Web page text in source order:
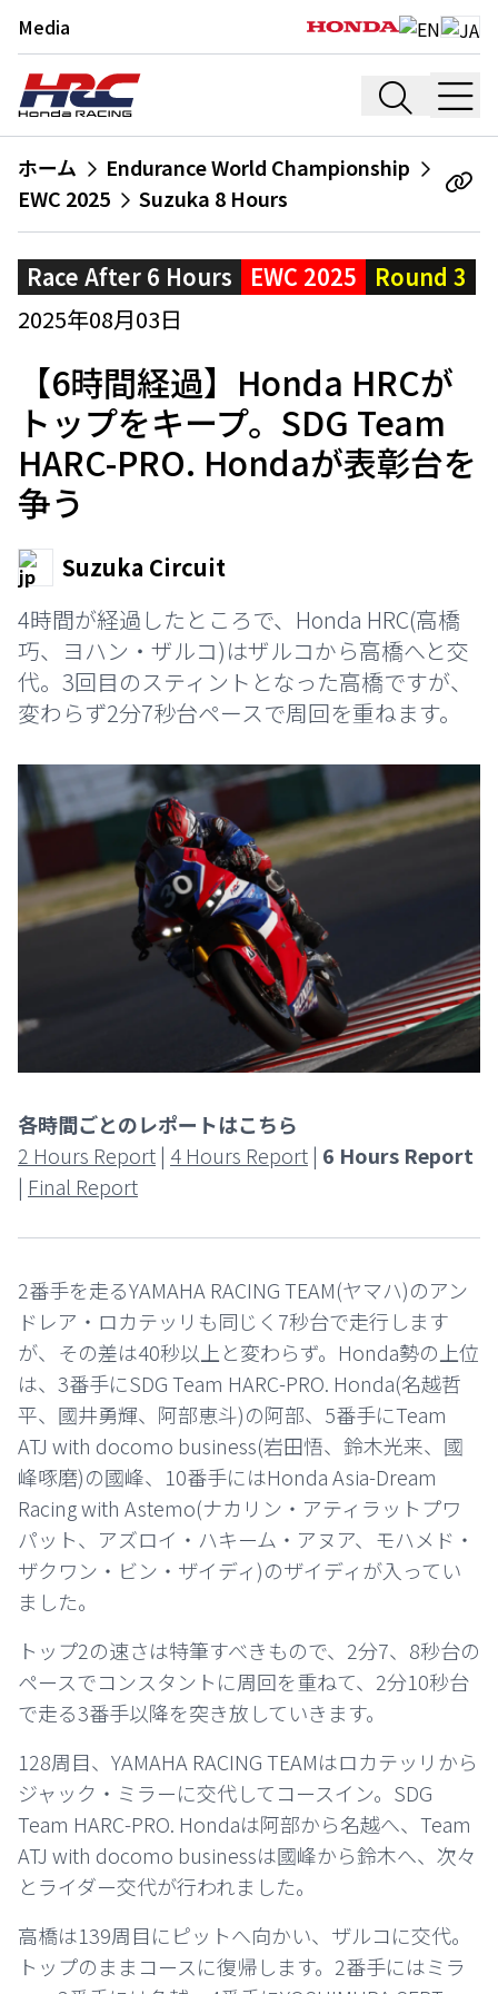
Media
ホーム
Endurance World Championship
EWC 2025
Suzuka 8 Hours
Race After 6 Hours EWC 2025
Round 3
2025年08月03日
【6時間経過】Honda HRCが
トップをキープ。SDG Team
HARC-PRO. Hondaが表彰台を
争う
Suzuka Circuit
4時間が経過したところで、Honda HRC(高橋
巧、ヨハン・ザルコ)はザルコから高橋へと交
代。3回目のスティントとなった高橋ですが、
変わらず2分7秒台ペースで周回を重ねます。
各時間ごとのレポートはこちら
2 Hours Report | 4 Hours Report | 6 Hours Report
| Final Report
2番手を走るYAMAHA RACING TEAM(ヤマハ)のアン
ドレア・ロカテッリも同じく7秒台で走行します
が、その差は40秒以上と変わらず。Honda勢の上位
は、3番手にSDG Team HARC-PRO. Honda(名越哲
平、國井勇輝、阿部恵斗)の阿部、5番手にTeam
ATJ with docomo business(岩田悟、鈴木光来、國
峰啄磨)の國峰、10番手にはHonda Asia-Dream
Racing with Astemo(ナカリン・アティラットプワ
パット、アズロイ・ハキーム・アヌア、モハメド・
ザクワン・ビン・ザイディ)のザイディが入ってい
ました。
トップ2の速さは特筆すべきもので、2分7、8秒台の
ペースでコンスタントに周回を重ねて、2分10秒台
で走る3番手以降を突き放していきます。
128周目、YAMAHA RACING TEAMはロカテッリから
ジャック・ミラーに交代してコースイン。SDG
Team HARC-PRO. Hondaは阿部から名越へ、Team
ATJ with docomo businessは國峰から鈴木へ、次々
とライダー交代が行われました。
高橋は139周目にピットへ向かい、ザルコに交代。
トップのままコースに復帰します。2番手にはミラ